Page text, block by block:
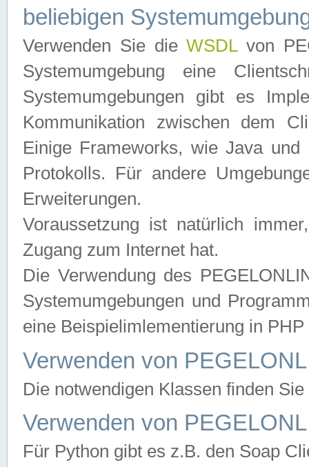
beliebigen
Verwenden Sie dieWSDLvon
Systemumgebung eine
Systemumgebungen gibt es
Kommunikation zwischen dem
Einige Frameworks, wie Java
Protokolls. Für andere
Erweiterungen.
Voraussetzung ist natürlich
Zugang zum Internet hat.
Die Verwendung des
Systemumgebungen und
eine Beispielimlementierung in
Verwenden von
Die notwendigen Klassen finden
Verwenden von
Für Python gibt es z.B. den Soap